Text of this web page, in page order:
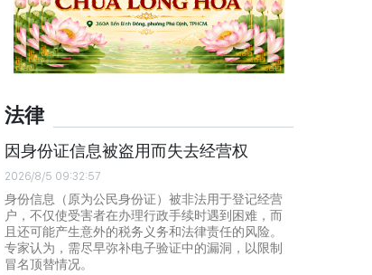
法律
因身份证信息被盗用而失去经营权
2026/8/5 09:32:57
身份信息（原为公民身份证）被非法用于登记经营
户，不仅使受害者在办理行政手续时遇到困难，而
且还可能产生意外的税务义务和法律责任的风险。
专家认为，需尽早弥补电子验证中的漏洞，以限制
冒名顶替情况。